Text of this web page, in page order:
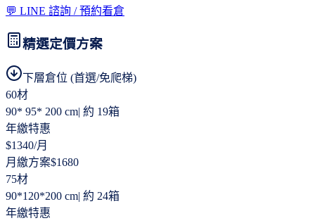
💬 LINE 諮詢 / 預約看倉
精選定價方案
下層倉位 (首選/免爬梯)
60材
90* 95* 200 cm| 約 19箱
年繳特惠
$1340/月
月繳方案$1680
75材
90*120*200 cm| 約 24箱
年繳特惠